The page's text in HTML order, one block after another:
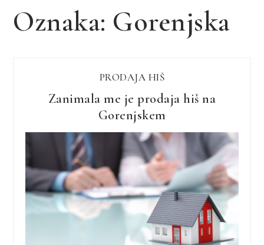
Oznaka: Gorenjska
PRODAJA HIŠ
Zanimala me je prodaja hiš na
Gorenjskem